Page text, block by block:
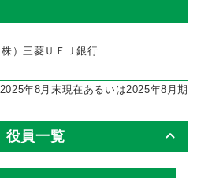
株）三菱ＵＦＪ銀行
年8月末現在あるいは2025年8月期
役員一覧